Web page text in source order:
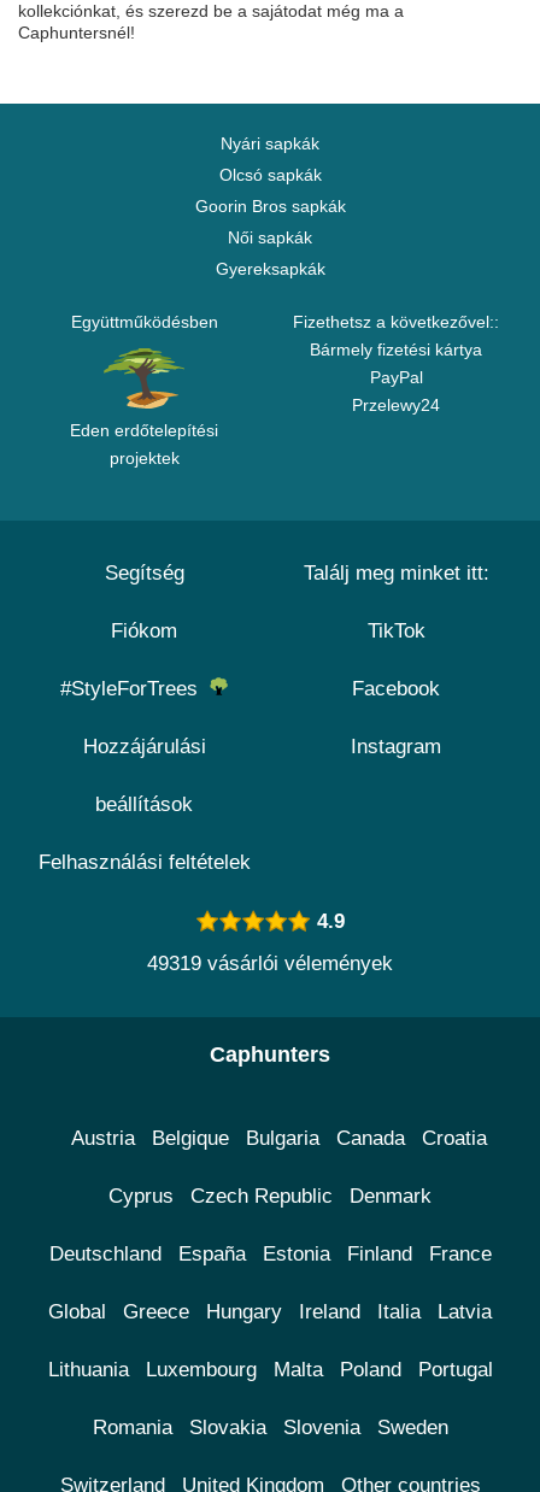
kollekciónkat, és szerezd be a sajátodat még ma a
Caphuntersnél!
Nyári sapkák
Olcsó sapkák
Goorin Bros sapkák
Női sapkák
Gyereksapkák
Együttműködésben
Eden erdőtelepítési
projektek
Fizethetsz a következővel::
Bármely fizetési kártya
PayPal
Przelewy24
Segítség
Fiókom
#StyleForTrees
Hozzájárulási
beállítások
Felhasználási feltételek
Találj meg minket itt:
TikTok
Facebook
Instagram
4.9
49319 vásárlói vélemények
Caphunters
Austria Belgique Bulgaria Canada Croatia
Cyprus Czech Republic Denmark
Deutschland España Estonia Finland France
Global Greece Hungary Ireland Italia Latvia
Lithuania Luxembourg Malta Poland Portugal
Romania Slovakia Slovenia Sweden
Switzerland United Kingdom Other countries